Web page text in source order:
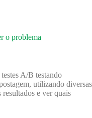
o problema
A/B testando
utilizando diversas
resultados e ver quais